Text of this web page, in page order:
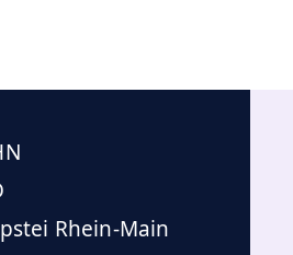
Rhein-Main